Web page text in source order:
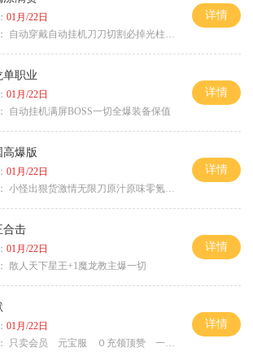
01月/22日
自动穿戴自动挂机刀刀切割必掉光柱自动
详情
单职业
01月/22日
自动挂机满屏BOSS一切全爆装备保值
详情
爆版
01月/22日
小怪出狠货激情无限刀原汁原味零氪通关
详情
合击
01月/22日
散人天下星王+1魔龙教主爆一切
详情
01月/22日
只卖会员 元宝服 ０充领顶赞 一切靠打
详情